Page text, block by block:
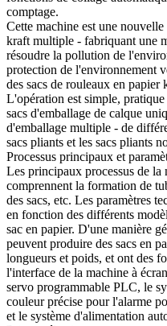
comptage.
Cette machine est une
kraft multiple - fabriquant une
résoudre la pollution de
protection de l'environnement
des sacs de rouleaux en papier
L'opération est simple,
sacs d'emballage de calque
d'emballage multiple - de
sacs pliants et les sacs pliants
Processus principaux et
Les principaux processus de la
comprennent la formation de
des sacs, etc. Les paramètres
en fonction des différents
sac en papier. D'une manière
peuvent produire des sacs en
longueurs et poids, et ont des
l'interface de la machine à
servo programmable PLC, le
couleur précise pour l'alarme
et le système d'alimentation